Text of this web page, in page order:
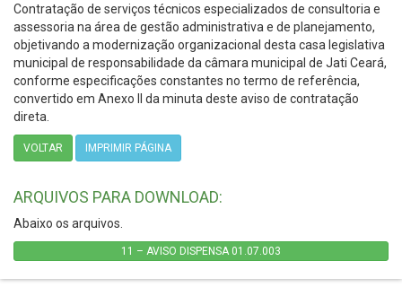
Contratação de serviços técnicos especializados de consultoria e
assessoria na área de gestão administrativa e de planejamento,
objetivando a modernização organizacional desta casa legislativa
municipal de responsabilidade da câmara municipal de Jati Ceará,
conforme especificações constantes no termo de referência,
convertido em Anexo II da minuta deste aviso de contratação
direta.
VOLTAR IMPRIMIR PÁGINA
ARQUIVOS PARA DOWNLOAD:
Abaixo os arquivos.
11 – AVISO DISPENSA 01.07.003